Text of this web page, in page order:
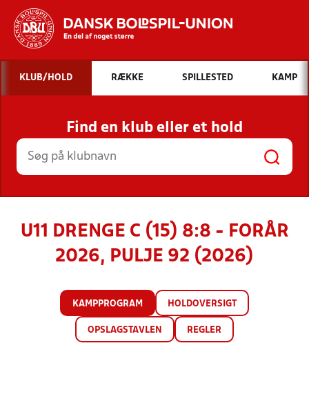
Hvad vil du søge efter?
INDHOLD OG NYHEDER
STILLINGER, RESULTATER, KLUBBER OG
HOLD
KLUB/HOLD RÆKKE SPILLESTED KAMP
Find en klub eller et hold
U11 DRENGE C (15) 8:8 - FORÅR
2026, PULJE 92 (2026)
KAMPPROGRAM HOLDOVERSIGT
OPSLAGSTAVLEN REGLER